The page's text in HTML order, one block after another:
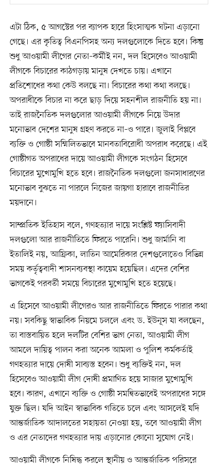
এটা ঠিক, ৫ আগস্টের পর ব্যাপক হারে হিংসাত্মক ঘটনা এড়ানো
গেছে। এর কৃতিত্ব বিএনপিসহ অন্য দলগুলোকে দিতে হবে। কিন্তু
শুধু আওয়ামী লীগের নেতা–কর্মীই নন, দল হিসেবেও আওয়ামী
লীগকে বিচারের কাঠগড়ায় মানুষ দেখতে চায়। এখানে
প্রতিশোধের কথা কেউ বলছে না। বিচারের কথা কথা বলছে।
অপরাধীকে বিচার না করে ছাড় দিয়ে সহনশীল রাজনীতি হয় না।
তাই রাজনৈতিক দলগুলোর আওয়ামী লীগকে নিয়ে উদার
মনোভাব দেশের মানুষ গ্রহণ করতে না–ও পারে। জুলাই বিপ্লবে
ব্যক্তি ও গোষ্ঠী সম্মিলিতভাবে মানবতাবিরোধী অপরাধ করেছে। এই
গোষ্ঠীগত অপরাধের দায়ে আওয়ামী লীগকে সংগঠন হিসেবে
বিচারের মুখোমুখি হতে হবে। রাজনৈতিক দলগুলো জনসাধারণের
মনোভাব বুঝতে না পারলে নিজের জায়গা হারাবে রাজনীতির
ময়দানে।
সাম্প্রতিক ইতিহাস বলে, গণহত্যার দায়ে সংশ্লিষ্ট ফ্যাসিবাদী
দলগুলো আর রাজনীতিতে ফিরতে পারেনি। শুধু জার্মানি বা
ইতালিই নয়, আফ্রিকা, লাতিন আমেরিকার দেশগুলোতেও বিভিন্ন
সময় কর্তৃত্ববাদী শাসনব্যবস্থা কায়েম হয়েছিল। এদের বেশির
ভাগকেই পরবর্তী সময়ে বিচারের মুখোমুখি হতে হয়েছে।
এ হিসেবে আওয়ামী লীগেরও আর রাজনীতিতে ফিরতে পারার কথা
নয়। সবকিছু স্বাভাবিক নিয়মে চললে এবং ড. ইউনূস যা বলছেন,
তা বাস্তবায়িত হলে দলটির বেশির ভাগ নেতা, আওয়ামী লীগ
আমলে দায়িত্ব পালন করা অনেক আমলা ও পুলিশ কর্মকর্তাই
গণহত্যার দায়ে দোষী সাব্যস্ত হবেন। শুধু ব্যক্তিই নন, দল
হিসেবেও আওয়ামী লীগ দোষী প্রমাণিত হয়ে সাজার মুখোমুখি
হবে। কারণ, এখানে ব্যক্তি ও গোষ্ঠী সমন্বিতভাবেই অপরাধের সঙ্গে
যুক্ত ছিল। যদি আইন স্বাভাবিক গতিতে চলে এবং আসলেই যদি
আন্তর্জাতিক আদালতের সহায়তা নেওয়া হয়, তবে আওয়ামী লীগ
ও এর নেতাদের গণহত্যার দায় এড়ানোর কোনো সুযোগ নেই।
আওয়ামী লীগকে নিষিদ্ধ করলে স্থানীয় ও আন্তর্জাতিক পরিসরে